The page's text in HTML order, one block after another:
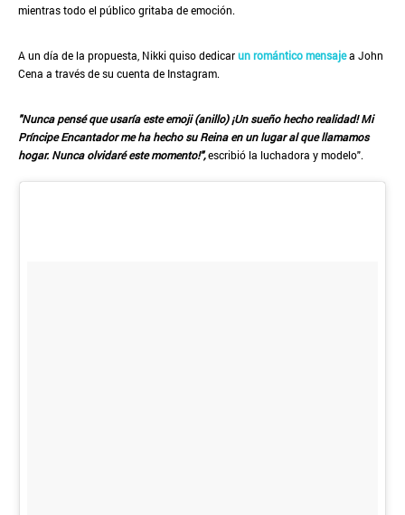
mientras todo el público gritaba de emoción.
A un día de la propuesta, Nikki quiso dedicarun romántico mensajea John
Cena a través de su cuenta de Instagram.
"Nunca pensé que usaría este emoji (anillo) ¡Un sueño hecho realidad! Mi
Príncipe Encantador me ha hecho su Reina en un lugar al que llamamos
hogar. Nunca olvidaré este momento!",escribió la luchadora y modelo".